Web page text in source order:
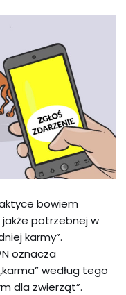
bowiem
jakże potrzebnej w
karmy”.
oznacza
według tego
dla zwierząt”.